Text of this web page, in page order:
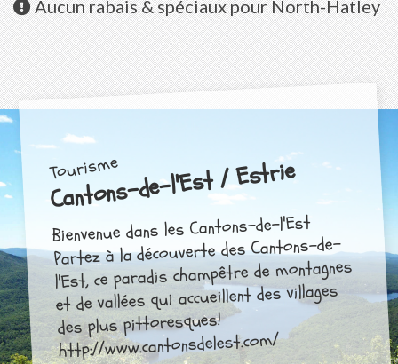
Aucunrabais & spéciaux pour North-Hatley
Tourisme
Cantons-de-l'Est / Estrie
Bienvenue dans les Cantons-de-l'Est
Partez à la découverte des Cantons-de-
l'Est, ce paradis champêtre de montagnes
et de vallées qui accueillent des villages
des plus pittoresques!
http://www.cantonsdelest.com/